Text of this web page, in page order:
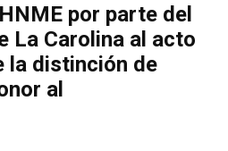
por parte del
La Carolina al acto
la distinción de
al